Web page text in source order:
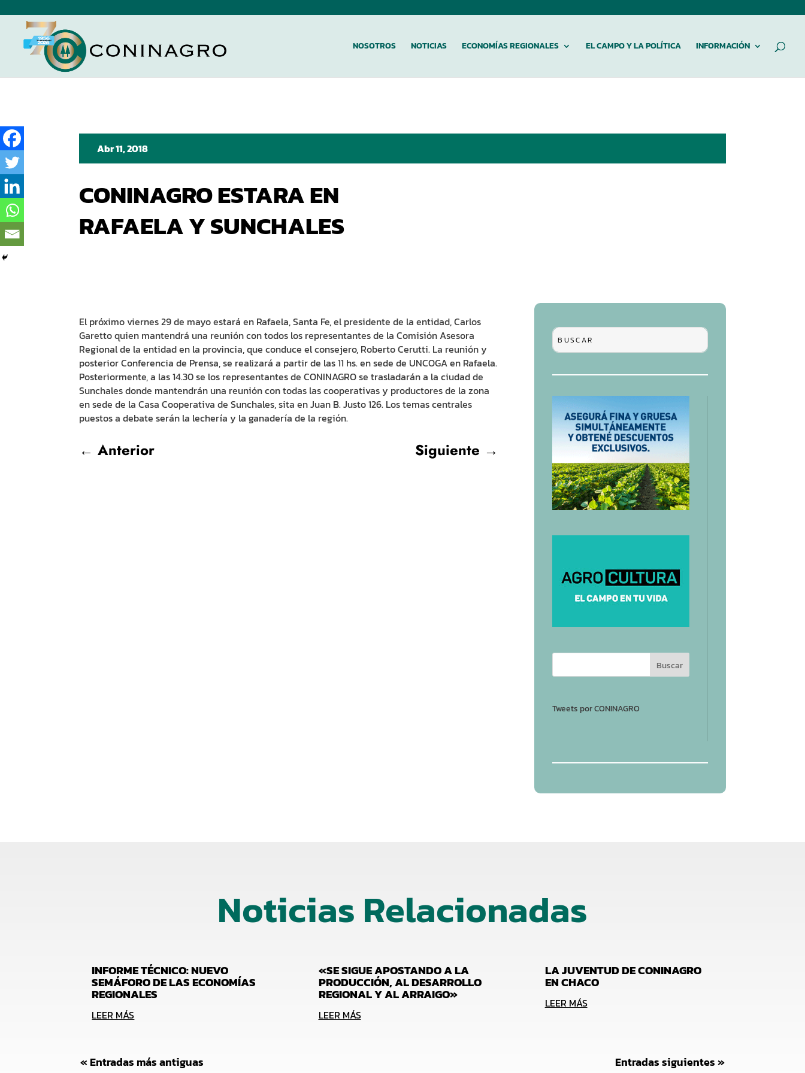
NOSOTROS NOTICIAS ECONOMÍAS REGIONALES EL CAMPO Y LA POLÍTICA INFORMACIÓN
Abr 11, 2018
CONINAGRO ESTARA EN
RAFAELA Y SUNCHALES
El próximo viernes 29 de mayo estará en Rafaela, Santa Fe, el presidente de la entidad, Carlos
Garetto quien mantendrá una reunión con todos los representantes de la Comisión Asesora
Regional de la entidad en la provincia, que conduce el consejero, Roberto Cerutti. La reunión y
posterior Conferencia de Prensa, se realizará a partir de las 11 hs. en sede de UNCOGA en Rafaela.
Posteriormente, a las 14.30 se los representantes de CONINAGRO se trasladarán a la ciudad de
Sunchales donde mantendrán una reunión con todas las cooperativas y productores de la zona
en sede de la Casa Cooperativa de Sunchales, sita en Juan B. Justo 126. Los temas centrales
puestos a debate serán la lechería y la ganadería de la región.
← Anterior Siguiente →
Tweets por CONINAGRO
Noticias Relacionadas
INFORME TÉCNICO: NUEVO
SEMÁFORO DE LAS ECONOMÍAS
REGIONALES
LEER MÁS
«SE SIGUE APOSTANDO A LA
PRODUCCIÓN, AL DESARROLLO
REGIONAL Y AL ARRAIGO»
LEER MÁS
LA JUVENTUD DE CONINAGRO
EN CHACO
LEER MÁS
« Entradas más antiguas Entradas siguientes »